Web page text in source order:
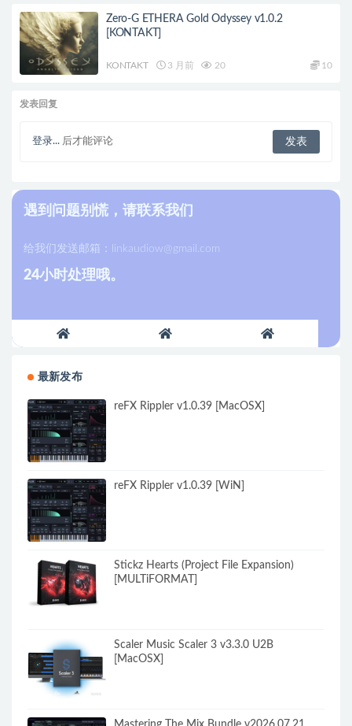
Zero-G ETHERA Gold Odyssey v1.0.2
[KONTAKT]
KONTAKT 3 月前 20 10
发表回复
登录... 后才能评论
遇到问题别慌，请联系我们
给我们发送邮箱： linkaudiow@gmail.com
24小时处理哦。
最新发布
reFX Rippler v1.0.39 [MacOSX]
reFX Rippler v1.0.39 [WiN]
Stickz Hearts (Project File Expansion)
[MULTiFORMAT]
Scaler Music Scaler 3 v3.3.0 U2B
[MacOSX]